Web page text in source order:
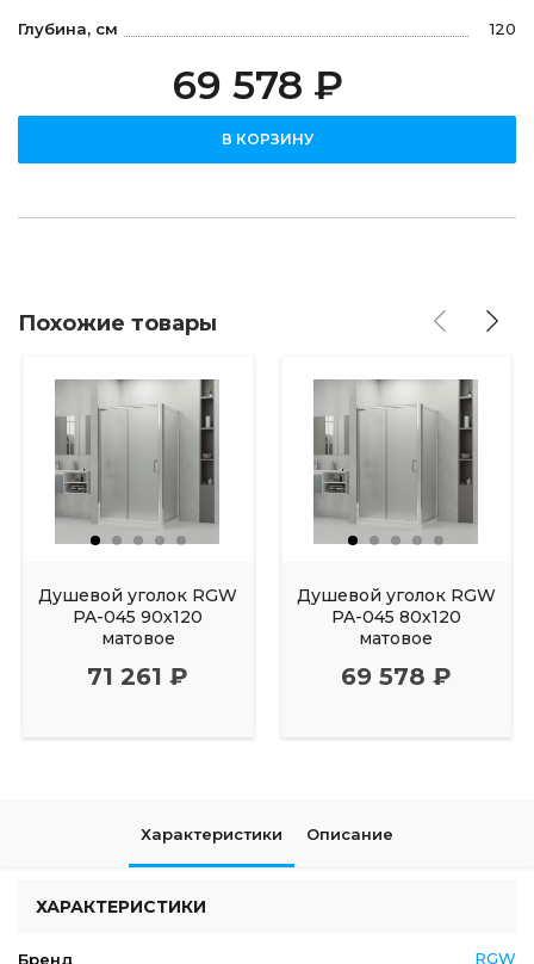
Глубина, см 120
69 578 ₽
В КОРЗИНУ
Похожие товары
Душевой уголок RGW
PA-045 90х120
матовое
71 261 ₽
Душевой уголок RGW
PA-045 80х120
матовое
69 578 ₽
Характеристики Описание
ХАРАКТЕРИСТИКИ
Бренд RGW